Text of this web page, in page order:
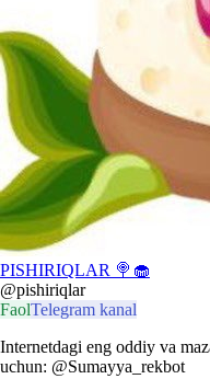
PISHIRIQLAR 🍭🧁
@pishiriqlar
FaolTelegram kanal
Internetdagi eng oddiy va
uchun: @Sumayya_rekbot